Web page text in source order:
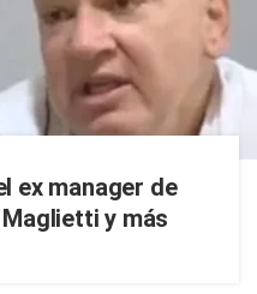
ex manager de
y más